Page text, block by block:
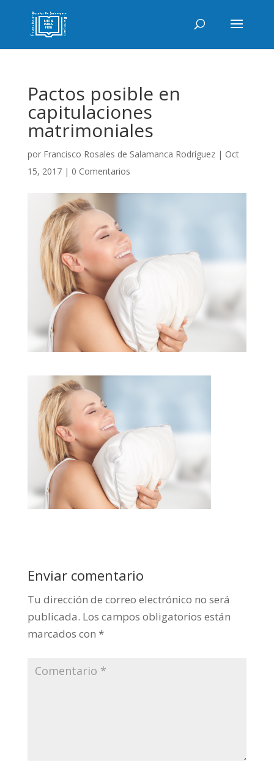
Pactos posible en
capitulaciones
matrimoniales
por Francisco Rosales de Salamanca Rodríguez| Oct
15, 2017| 0 Comentarios
Enviar comentario
Tu dirección de correo electrónico no será
publicada. Los campos obligatorios están
marcados con *